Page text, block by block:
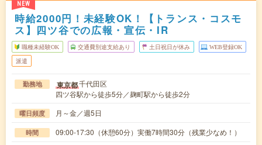
NEW
時給2000円！未経験OK！【トランス・コスモ
ス】四ツ谷での広報・宣伝・IR
職種未経験OK 交通費別途支給あり 土日祝日が休み WEB登録OK
派遣
勤務地 東京都千代田区
四ツ谷駅から徒歩5分／麹町駅から徒歩2分
曜日頻度 月～金／週5日
時間 09:00-17:30（休憩60分）実働7時間30分（残業少なめ！）